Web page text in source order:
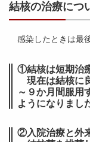
結核の治療につ
感染したときは最
①結核は短期治
現在は結核に
～９か月間服用
ようになりまし
②入院治療と外